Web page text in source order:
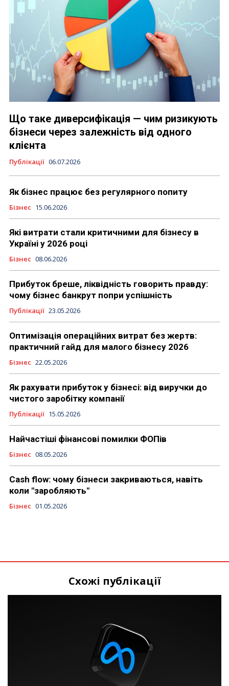
Що таке диверсифікація — чим ризикують
бізнеси через залежність від одного
клієнта
Публікації 06.07.2026
Як бізнес працює без регулярного попиту
Бізнес 15.06.2026
Які витрати стали критичними для бізнесу в
Україні у 2026 році
Бізнес 08.06.2026
Прибуток бреше, ліквідність говорить правду:
чому бізнес банкрут попри успішність
Публікації 23.05.2026
Оптимізація операційних витрат без жертв:
практичний гайд для малого бізнесу 2026
Бізнес 22.05.2026
Як рахувати прибуток у бізнесі: від виручки до
чистого заробітку компанії
Публікації 15.05.2026
Найчастіші фінансові помилки ФОПів
Бізнес 08.05.2026
Cash flow: чому бізнеси закриваються, навіть
коли "заробляють"
Бізнес 01.05.2026
Схожі публікації